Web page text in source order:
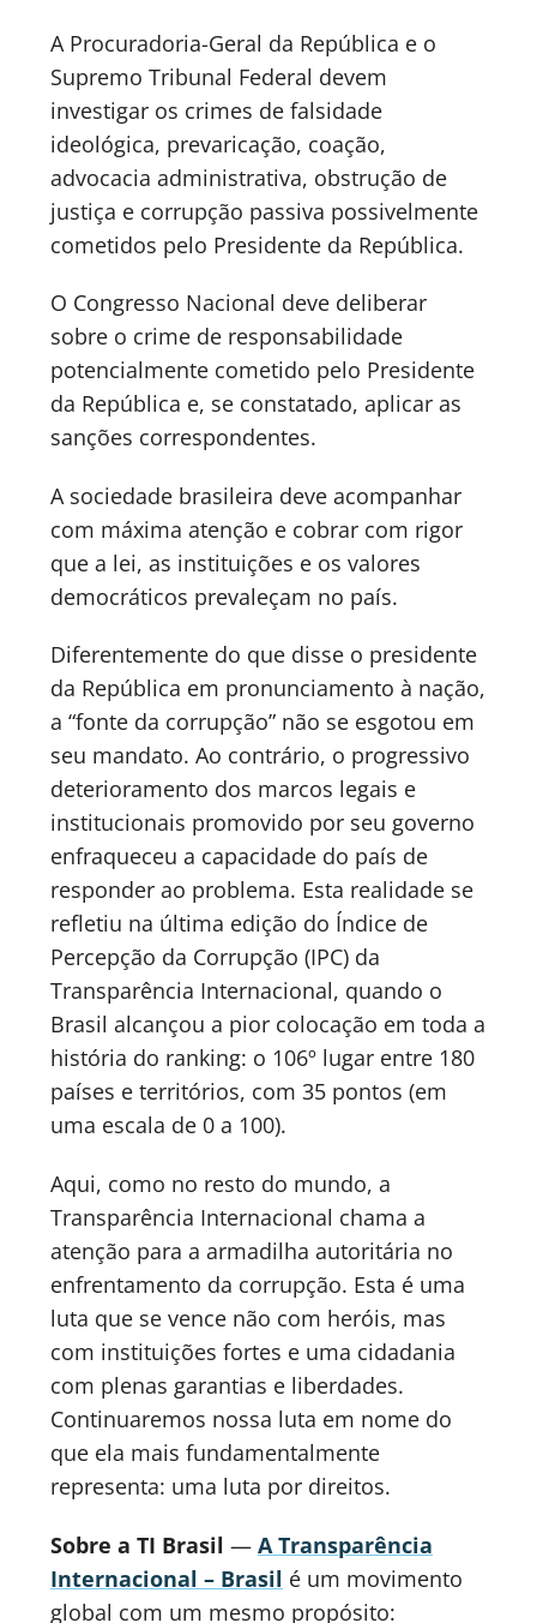
A Procuradoria-Geral da República e o
Supremo Tribunal Federal devem
investigar os crimes de falsidade
ideológica, prevaricação, coação,
advocacia administrativa, obstrução de
justiça e corrupção passiva possivelmente
cometidos pelo Presidente da República.
O Congresso Nacional deve deliberar
sobre o crime de responsabilidade
potencialmente cometido pelo Presidente
da República e, se constatado, aplicar as
sanções correspondentes.
A sociedade brasileira deve acompanhar
com máxima atenção e cobrar com rigor
que a lei, as instituições e os valores
democráticos prevaleçam no país.
Diferentemente do que disse o presidente
da República em pronunciamento à nação,
a “fonte da corrupção” não se esgotou em
seu mandato. Ao contrário, o progressivo
deterioramento dos marcos legais e
institucionais promovido por seu governo
enfraqueceu a capacidade do país de
responder ao problema. Esta realidade se
refletiu na última edição do Índice de
Percepção da Corrupção (IPC) da
Transparência Internacional, quando o
Brasil alcançou a pior colocação em toda a
história do ranking: o 106º lugar entre 180
países e territórios, com 35 pontos (em
uma escala de 0 a 100).
Aqui, como no resto do mundo, a
Transparência Internacional chama a
atenção para a armadilha autoritária no
enfrentamento da corrupção. Esta é uma
luta que se vence não com heróis, mas
com instituições fortes e uma cidadania
com plenas garantias e liberdades.
Continuaremos nossa luta em nome do
que ela mais fundamentalmente
representa: uma luta por direitos.
Sobre a TI Brasil — A Transparência
Internacional – Brasil é um movimento
global com um mesmo propósito: